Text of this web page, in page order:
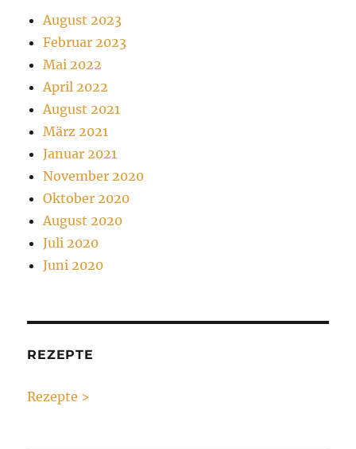
August 2023
Februar 2023
Mai 2022
April 2022
August 2021
März 2021
Januar 2021
November 2020
Oktober 2020
August 2020
Juli 2020
Juni 2020
REZEPTE
Rezepte >